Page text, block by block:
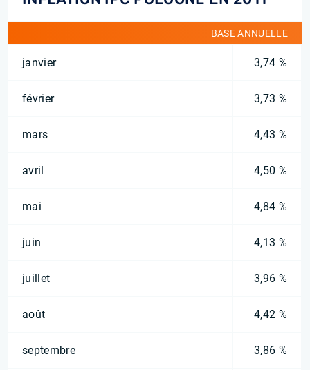
BASE ANNUELLE
janvier 3,74 %
février 3,73 %
mars 4,43 %
avril 4,50 %
mai 4,84 %
juin 4,13 %
juillet 3,96 %
août 4,42 %
septembre 3,86 %